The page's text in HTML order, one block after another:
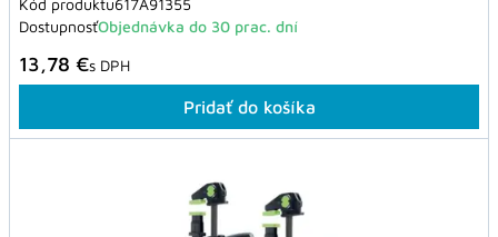
Kód produktu617A91355
DostupnosťObjednávka do 30 prac. dní
13,78 €s DPH
Pridať do košíka